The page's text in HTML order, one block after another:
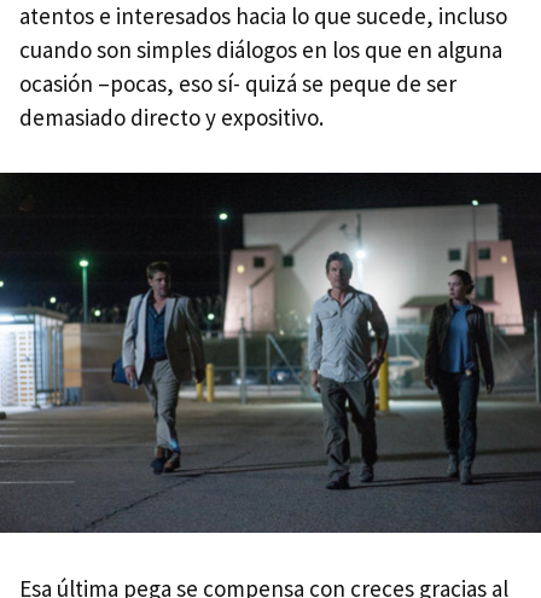
atentos e interesados hacia lo que sucede, incluso
cuando son simples diálogos en los que en alguna
ocasión –pocas, eso sí- quizá se peque de ser
demasiado directo y expositivo.
Esa última pega se compensa con creces gracias al